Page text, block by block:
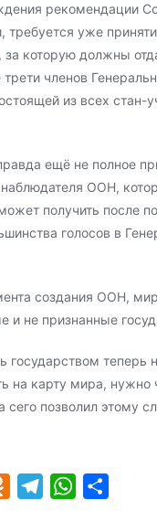
рекомендации
требуется уже
за которую должны
членов
из всех стан-
ещё не полное
наблюдателя ООН,
получить после
голосов в
создания ООН,
и не признанные
государством теперь
на карту мира, нужно
позволил этому
W